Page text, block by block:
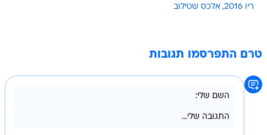
ריו 2016 אלכס שטילוב
טרם התפרסמו תגובות